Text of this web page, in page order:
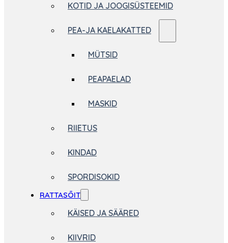
KOTID JA JOOGISÜSTEEMID
PEA-JA KAELAKATTED
MÜTSID
PEAPAELAD
MASKID
RIIETUS
KINDAD
SPORDISOKID
RATTASÕIT
KÄISED JA SÄÄRED
KIIVRID